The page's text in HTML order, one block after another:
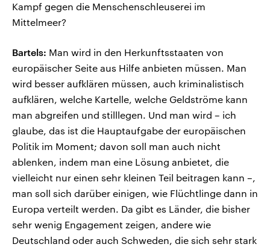
Kampf gegen die Menschenschleuserei im
Mittelmeer?
Bartels: Man wird in den Herkunftsstaaten von
europäischer Seite aus Hilfe anbieten müssen. Man
wird besser aufklären müssen, auch kriminalistisch
aufklären, welche Kartelle, welche Geldströme kann
man abgreifen und stilllegen. Und man wird – ich
glaube, das ist die Hauptaufgabe der europäischen
Politik im Moment; davon soll man auch nicht
ablenken, indem man eine Lösung anbietet, die
vielleicht nur einen sehr kleinen Teil beitragen kann –,
man soll sich darüber einigen, wie Flüchtlinge dann in
Europa verteilt werden. Da gibt es Länder, die bisher
sehr wenig Engagement zeigen, andere wie
Deutschland oder auch Schweden, die sich sehr stark